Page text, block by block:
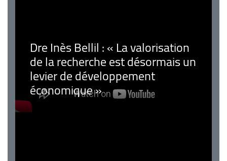
Dre Inès Bellil : « La valorisation
de la recherche est désormais un
levier de développement
économique »